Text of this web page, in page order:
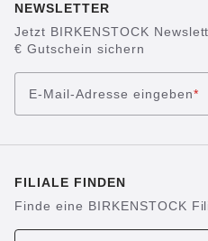
NEWSLETTER
Jetzt BIRKENSTOCK
€ Gutschein sichern
E-Mail-Adresse eingeben*
FILIALE FINDEN
Finde eine BIRKENSTOCK